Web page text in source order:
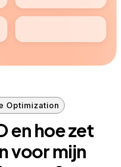
Optimization
en hoe zet
voor mijn